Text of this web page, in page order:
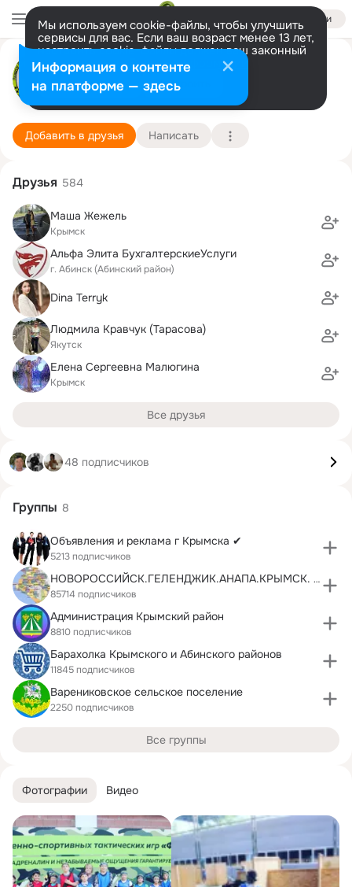
Войти
Мы используем cookie-файлы, чтобы улучшить
сервисы для вас. Если ваш возраст менее 13 лет,
настроить cookie-файлы должен ваш законный
представитель. Больше информации
Разрешить все Настроить
ФЕНИКС LaserTag
г. Крымск (Крымский район)
Подробнее
Добавить в друзья Написать
Фотографии Видео
Друзья 584
Маша Жежель
Крымск
Альфа Элита БухгалтерскиеУслуги
г. Абинск (Абинский район)
Dina Terryk
Людмила Кравчук (Тарасова)
Якутск
Елена Сергеевна Малюгина
Крымск
Все друзья
48 подписчиков
Группы 8
Объявления и реклама г Крымска ✔
5213 подписчиков
НОВОРОССИЙСК.ГЕЛЕНДЖИК.АНАПА.КРЫМСК. объявления
85714 подписчиков
Администрация Крымский район
8810 подписчиков
Барахолка Крымского и Абинского районов
11845 подписчиков
Варениковское сельское поселение
2250 подписчиков
Все группы
Информация о контенте
на платформе — здесь